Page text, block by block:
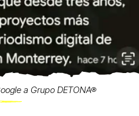
a Grupo DETONA®